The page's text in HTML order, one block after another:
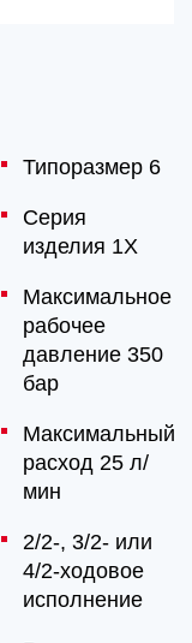
Типоразмер 6
Серия
изделия 1X
Максимальное
рабочее
давление 350
бар
Максимальный
расход 25 л/
мин
2/2-, 3/2- или
4/2-ходовое
исполнение